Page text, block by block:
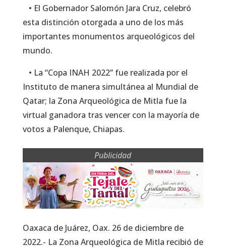
• El Gobernador Salomón Jara Cruz, celebró
esta distinción otorgada a uno de los más
importantes monumentos arqueológicos del
mundo.
• La “Copa INAH 2022” fue realizada por el
Instituto de manera simultánea al Mundial de
Qatar; la Zona Arqueológica de Mitla fue la
virtual ganadora tras vencer con la mayoría de
votos a Palenque, Chiapas.
Publicidad
Oaxaca de Juárez, Oax. 26 de diciembre de
2022.- La Zona Arqueológica de Mitla recibió de